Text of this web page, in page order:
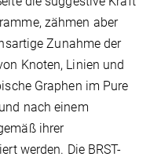
zähmen aber
Zunahme der
Knoten, Linien und
Graphen im Pure
nach einem
ihrer
werden. Die BRST-